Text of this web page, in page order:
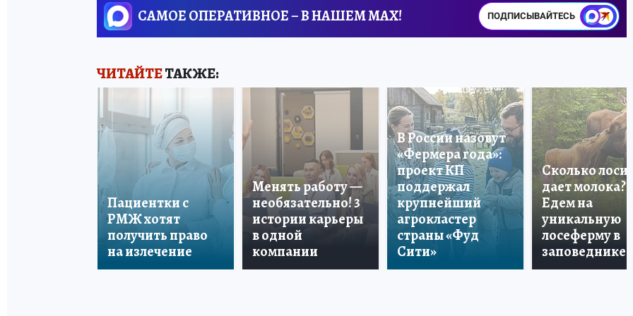
САМОЕ ОПЕРАТИВНОЕ – В НАШЕМ MAX! ПОДПИСЫВАЙТЕСЬ
ЧИТАЙТЕТАКЖЕ:
Пациентки с
РМЖ хотят
получить право
на излечение
Менять работу —
необязательно! 3
истории карьеры
в одной
компании
В России назовут
«Фермера года»:
проект КП
поддержал
крупнейший
агрокластер
страны «Фуд
Сити»
Сколько лосиха
дает молока?
Едем на
уникальную
лосеферму в
заповеднике!